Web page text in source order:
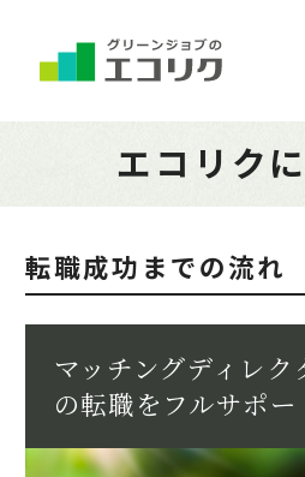
エコリク
転職成功までの流れ
マッチングディレク
の転職をフルサポー